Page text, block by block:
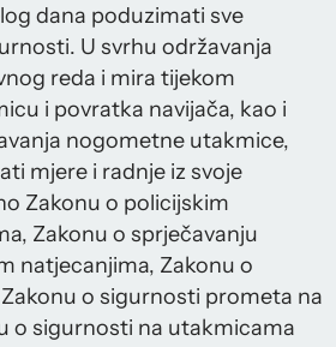
dana poduzimati sve
U svrhu održavanja
reda i mira tijekom
i povratka navijača, kao i
nogometne utakmice,
mjere i radnje iz svoje
Zakonu o policijskim
Zakonu o sprječavanju
natjecanjima, Zakonu o
o sigurnosti prometa na
o sigurnosti na utakmicama